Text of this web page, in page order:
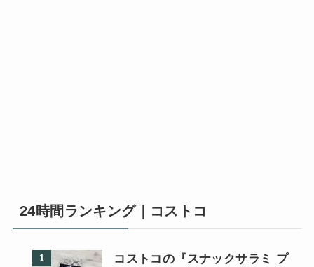
24時間ランキング｜コストコ
コストコの『スナックサラミ プ